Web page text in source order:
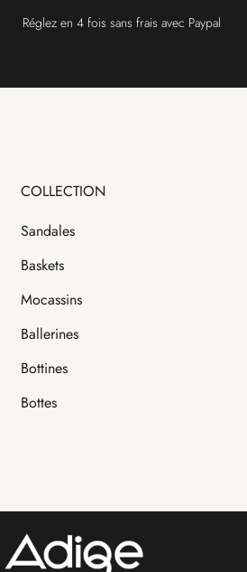
Réglez en 4 fois sans frais avec Paypal
COLLECTION
Sandales
Baskets
Mocassins
Ballerines
Bottines
Bottes